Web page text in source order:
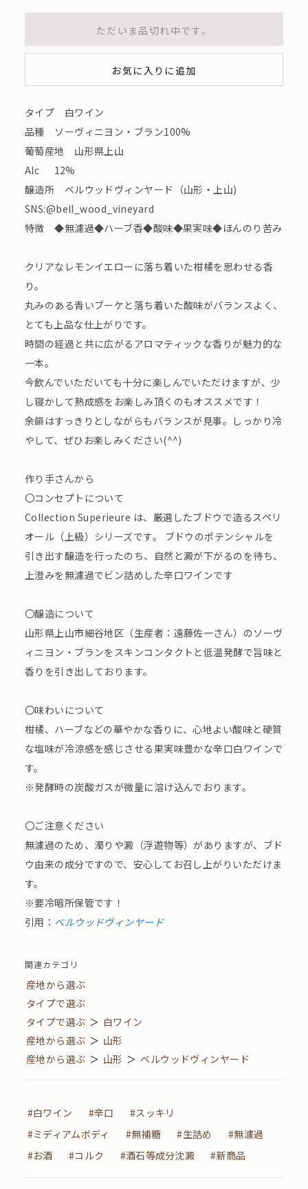
ただいま品切れ中です。
お気に入りに追加
タイプ 白ワイン
品種 ソーヴィニヨン・ブラン100%
葡萄産地 山形県上山
Alc 12%
醸造所 ベルウッドヴィンヤード（山形・上山)
SNS:@bell_wood_vineyard
特徴 ◆無濾過◆ハーブ香◆酸味◆果実味◆ほんのり苦み
クリアなレモンイエローに落ち着いた柑橘を思わせる香
り。
丸みのある青いブーケと落ち着いた酸味がバランスよく、
とても上品な仕上がりです。
時間の経過と共に広がるアロマティックな香りが魅力的な
一本。
今飲んでいただいても十分に楽しんでいただけますが、少
し寝かして熟成感をお楽しみ頂くのもオススメです！
余韻はすっきりとしながらもバランスが見事。しっかり冷
やして、ぜひお楽しみください(^^)
作り手さんから
〇コンセプトについて
Collection Superieure は、厳選したブドウで造るスペリ
オール（上級）シリーズです。 ブドウのポテンシャルを
引き出す醸造を行ったのち、自然と澱が下がるのを待ち、
上澄みを無濾過でビン詰めした辛口ワインです
〇醸造について
山形県上山市細谷地区（生産者：遠藤佐一さん）のソーヴ
ィニヨン・ブランをスキンコンタクトと低温発酵で旨味と
香りを引き出しております。
〇味わいについて
柑橘、ハーブなどの華やかな香りに、心地よい酸味と硬質
な塩味が冷涼感を感じさせる果実味豊かな辛口白ワインで
す。
※発酵時の炭酸ガスが微量に溶け込んでおります。
〇ご注意ください
無濾過のため、濁りや澱（浮遊物等）がありますが、ブド
ウ由来の成分ですので、安心してお召し上がりいただけま
す。
※要冷暗所保管です！
引用： ベルウッドヴィンヤード
関連カテゴリ
産地から選ぶ
タイプで選ぶ
タイプで選ぶ ＞ 白ワイン
産地から選ぶ ＞ 山形
産地から選ぶ ＞ 山形 ＞ ベルウッドヴィンヤード
#白ワイン #辛口
#スッキリ
#ミディアムボディ
#無補糖 #生詰め
#無濾過
#お酒
#コルク #酒石等成分沈澱 #新商品